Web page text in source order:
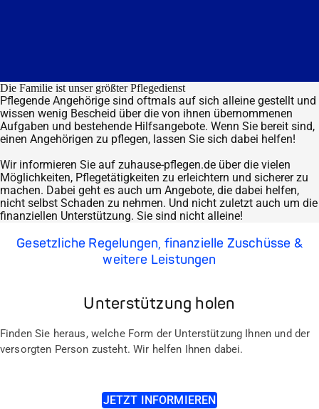
Die Familie ist unser größter Pflegedienst
Pflegende Angehörige sind oftmals auf sich alleine gestellt und
wissen wenig Bescheid über die von ihnen übernommenen
Aufgaben und bestehende Hilfsangebote. Wenn Sie bereit sind,
einen Angehörigen zu pflegen, lassen Sie sich dabei helfen!
Wir informieren Sie auf zuhause-pflegen.de über die vielen
Möglichkeiten, Pflegetätigkeiten zu erleichtern und sicherer zu
machen. Dabei geht es auch um Angebote, die dabei helfen,
nicht selbst Schaden zu nehmen. Und nicht zuletzt auch um die
finanziellen Unterstützung. Sie sind nicht alleine!
Unterstützung holen
Gesetzliche Regelungen, finanzielle Zuschüsse &
weitere Leistungen
Finden Sie heraus, welche Form der Unterstützung Ihnen und der
versorgten Person zusteht. Wir helfen Ihnen dabei.
JETZT INFORMIEREN